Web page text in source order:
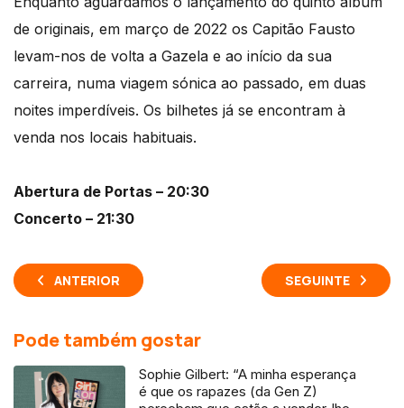
de originais, em março de 2022 os Capitão Fausto
levam-nos de volta a Gazela e ao início da sua
carreira, numa viagem sónica ao passado, em duas
noites imperdíveis. Os bilhetes já se encontram à
venda nos locais habituais.
Abertura de Portas – 20:30
Concerto – 21:30
ANTERIOR SEGUINTE
Pode também gostar
Sophie Gilbert: “A minha esperança
é que os rapazes (da Gen Z)